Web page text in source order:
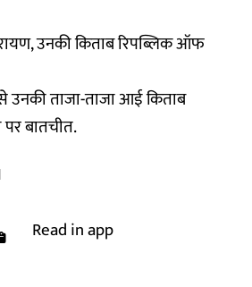
उनकी किताब रिपब्लिक ऑफ
से उनकी ताजा-ताजा आई किताब
बातचीत.
Read in app